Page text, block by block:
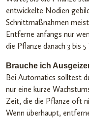
entwickelte Nodien
Schnittmaßnahmen
Entferne anfangs nur
die Pflanze danach 3 bis 5
Brauche ich
Bei Automatics solltest
nur eine kurze
Zeit, die die Pflanze oft
Wenn überhaupt,